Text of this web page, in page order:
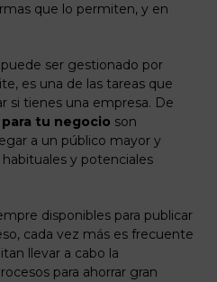
que lo permiten, y en
ser gestionado por
es una de las tareas que
si tienes una empresa. De
tu negocio son
a un público mayor y
y potenciales
disponibles para publicar
cada vez más es frecuente
llevar a cabo la
para ahorrar gran